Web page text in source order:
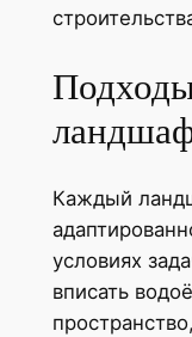
Каждый
условиях
вписать